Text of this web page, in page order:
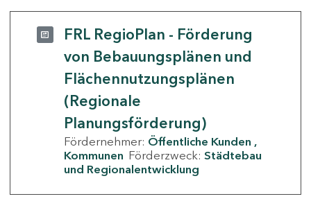
FRL RegioPlan - Förderung
von Bebauungsplänen und
Flächennutzungsplänen
(Regionale
Planungsförderung)
Fördernehmer: Öffentliche Kunden
Kommunen Förderzweck: Städtebau
und Regionalentwicklung